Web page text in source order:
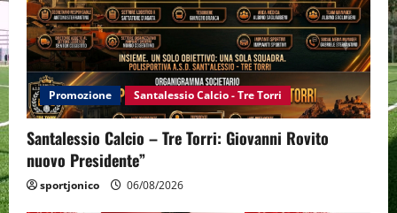
Promozione Santalessio Calcio - Tre Torri
Santalessio Calcio – Tre Torri: Giovanni Rovito
nuovo Presidente”
sportjonico 06/08/2026